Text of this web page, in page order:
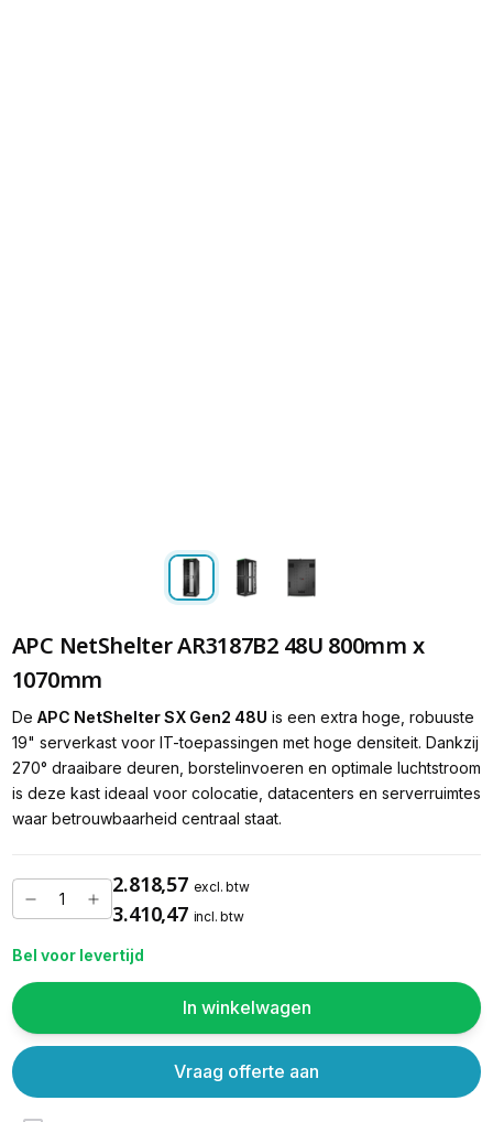
APC NetShelter AR3187B2 48U 800mm x
1070mm
De APC NetShelter SX Gen2 48U is een extra hoge, robuuste
19" serverkast voor IT-toepassingen met hoge densiteit. Dankzij
270° draaibare deuren, borstelinvoeren en optimale luchtstroom
is deze kast ideaal voor colocatie, datacenters en serverruimtes
waar betrouwbaarheid centraal staat.
2.818,57 excl. btw
3.410,47 incl. btw
Bel voor levertijd
In winkelwagen
Vraag offerte aan